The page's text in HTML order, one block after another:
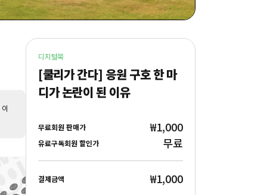
디지털북
[쿨리가 간다] 응원 구호 한 마
디가 논란이 된 이유
무료회원 판매가 ₩1,000
유료구독회원 할인가 무료
결제금액 ₩1,000